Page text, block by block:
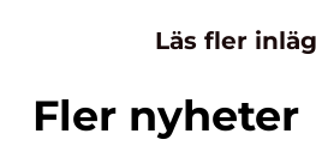
Läs fler
Fler nyheter